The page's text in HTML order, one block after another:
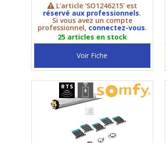
L'article 'SO1246215' est
réservé aux professionnels.
Si vous avez un compte
professionnel, connectez-vous.
25 articles en stock
Voir Fiche